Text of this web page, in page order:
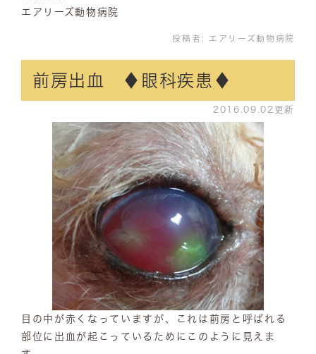
エアリーズ動物病院
投稿者: エアリーズ動物病院
前房出血 ♦眼科疾患♦
2016.09.02更新
目の中が赤くなっていますが、これは前房と呼ばれる
部位に出血が起こっているためにこのように見えま